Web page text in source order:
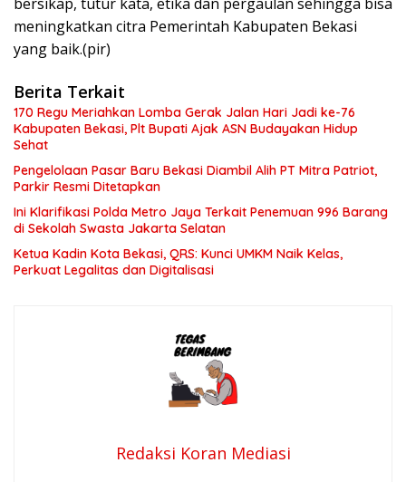
meningkatkan citra Pemerintah Kabupaten Bekasi
yang baik.(pir)
Berita Terkait
170 Regu Meriahkan Lomba Gerak Jalan Hari Jadi ke-76
Kabupaten Bekasi, Plt Bupati Ajak ASN Budayakan Hidup
Sehat
Pengelolaan Pasar Baru Bekasi Diambil Alih PT Mitra Patriot,
Parkir Resmi Ditetapkan
Ini Klarifikasi Polda Metro Jaya Terkait Penemuan 996 Barang
di Sekolah Swasta Jakarta Selatan
Ketua Kadin Kota Bekasi, QRS: Kunci UMKM Naik Kelas,
Perkuat Legalitas dan Digitalisasi
Redaksi Koran Mediasi